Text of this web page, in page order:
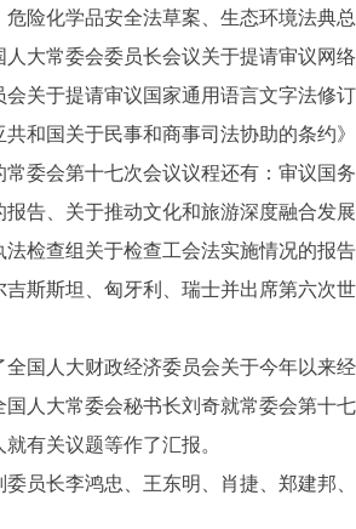
险化学品安全法草案、生态环境法典
大常委会委员长会议关于提请审议网
关于提请审议国家通用语言文字法修
共和国关于民事和商事司法协助的条约
会第十七次会议议程还有：审议国务
报告、关于推动文化和旅游深度融合发
检查组关于检查工会法实施情况的报
吉斯斯坦、匈牙利、瑞士并出席第六次
人大财政经济委员会关于今年以来经
大常委会秘书长刘奇就常委会第十七
有关议题等作了汇报。
长李鸿忠、王东明、肖捷、郑建邦、